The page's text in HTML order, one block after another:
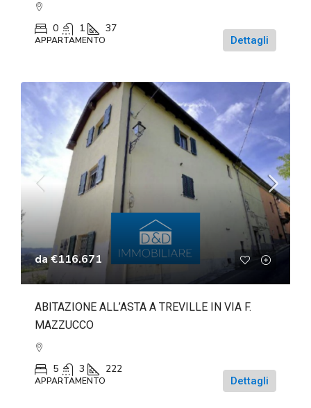
0 1 37
APPARTAMENTO Dettagli
da€116.671
ABITAZIONE ALL’ASTA A TREVILLE IN VIA F.
MAZZUCCO
5 3 222
APPARTAMENTO Dettagli